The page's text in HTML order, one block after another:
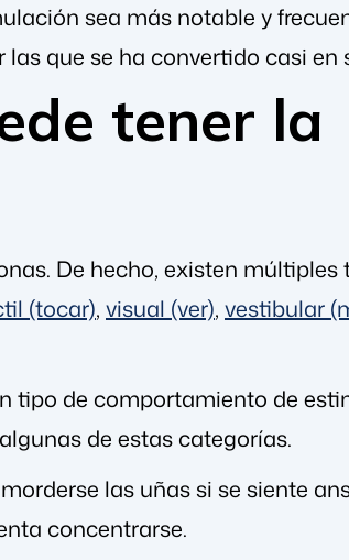
sea más notable y
que se ha convertido casi en
tener la
De hecho, existen
(tocar), visual (ver), vestibular
tipo de comportamiento de
de estas categorías.
las uñas si se siente
concentrarse.